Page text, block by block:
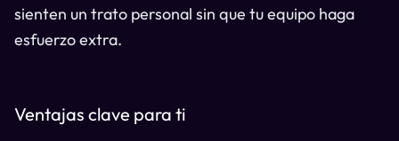
sienten un trato personal sin que tu equipo haga
esfuerzo extra.
Ventajas clave para ti